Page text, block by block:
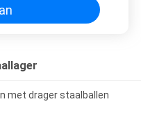
met drager staalballen